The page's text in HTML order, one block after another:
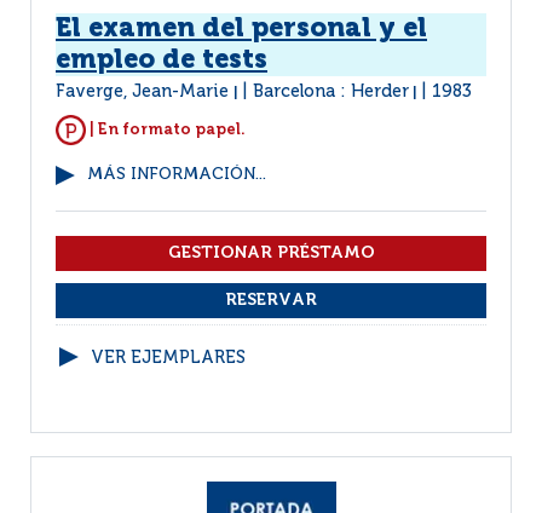
El examen del personal y el
empleo de tests
Faverge, Jean-Marie Barcelona : Herder 1983
| En formato papel.
MÁS INFORMACIÓN...
VER EJEMPLARES